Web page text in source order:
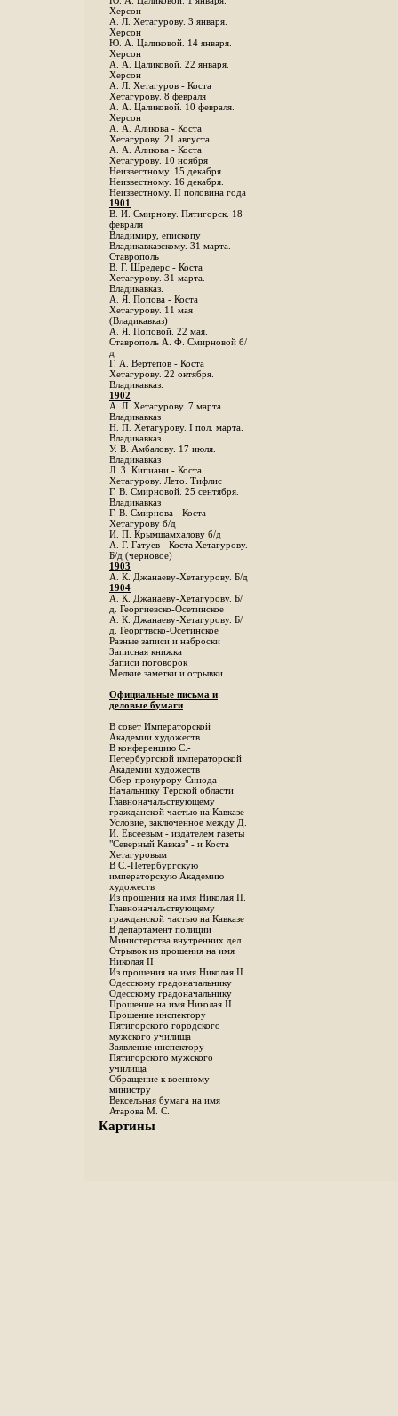
Херсон
А. Л. Хетагурову. 3 января.
Херсон
Ю. А. Цаликовой. 14 января.
Херсон
А. А. Цаликовой. 22 января.
Херсон
А. Л. Хетагуров - Коста
Хетагурову. 8 февраля
А. А. Цаликовой. 10 февраля.
Херсон
А. А. Аликова - Коста
Хетагурову. 21 августа
А. А. Аликова - Коста
Хетагурову. 10 ноября
Неизвестному. 15 декабря.
Неизвестному. 16 декабря.
Неизвестному. II половина года
1901
В. И. Смирнову. Пятигорск. 18
февраля
Владимиру, епископу
Владикавказскому. 31 марта.
Ставрополь
В. Г. Шредерс - Коста
Хетагурову. 31 марта.
Владикавказ.
А. Я. Попова - Коста
Хетагурову. 11 мая
(Владикавказ)
А. Я. Поповой. 22 мая.
Ставрополь А. Ф. Смирновой б/
д
Г. А. Вертепов - Коста
Хетагурову. 22 октября.
Владикавказ.
1902
А. Л. Хетагурову. 7 марта.
Владикавказ
Н. П. Хетагурову. I пол. марта.
Владикавказ
У. В. Амбалову. 17 июля.
Владикавказ
Л. 3. Кипиани - Коста
Хетагурову. Лето. Тифлис
Г. В. Смирновой. 25 сентября.
Владикавказ
Г. В. Смирнова - Коста
Хетагурову б/д
И. П. Крымшамхалову б/д
А. Г. Гатуев - Коста Хетагурову.
Б/д (черновое)
1903
А. К. Джанаеву-Хетагурову. Б/д
1904
А. К. Джанаеву-Хетагурову. Б/
д. Георгиевско-Осетинское
А. К. Джанаеву-Хетагурову. Б/
д. Георгтвско-Осетинское
Разные записи и наброски
Записная книжка
Записи поговорок
Мелкие заметки и отрывки
Официальные письма и
деловые бумаги
В совет Императорской
Академии художеств
В конференцию С.-
Петербургской императорской
Академии художеств
Обер-прокурору Синода
Начальнику Терской области
Главноначальствующему
гражданской частью на Кавказе
Условие, заключенное между Д.
И. Евсеевым - издателем газеты
"Северный Кавказ" - и Коста
Хетагуровым
В С.-Петербургскую
императорскую Академию
художеств
Из прошения на имя Николая II.
Главноначальствующему
гражданской частью на Кавказе
В департамент полиции
Министерства внутренних дел
Отрывок из прошения на имя
Николая II
Из прошения на имя Николая II.
Одесскому градоначальнику
Одесскому градоначальнику
Прошение на имя Николая II.
Прошение инспектору
Пятигорского городского
мужского училища
Заявление инспектору
Пятигорского мужского
училища
Обращение к военному
министру
Вексельная бумага на имя
Атарова М. С.
Картины